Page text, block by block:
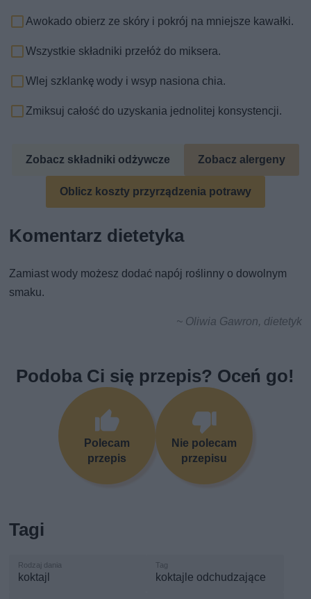
Awokado obierz ze skóry i pokrój na mniejsze kawałki.
Wszystkie składniki przełóż do miksera.
Wlej szklankę wody i wsyp nasiona chia.
Zmiksuj całość do uzyskania jednolitej konsystencji.
Zobacz składniki odżywcze Zobacz alergeny
Oblicz koszty przyrządzenia potrawy
Komentarz dietetyka
Zamiast wody możesz dodać napój roślinny o dowolnym
smaku.
~ Oliwia Gawron, dietetyk
Podoba Ci się przepis? Oceń go!
Polecam
przepis
Nie polecam
przepisu
Tagi
koktajl koktajle odchudzające